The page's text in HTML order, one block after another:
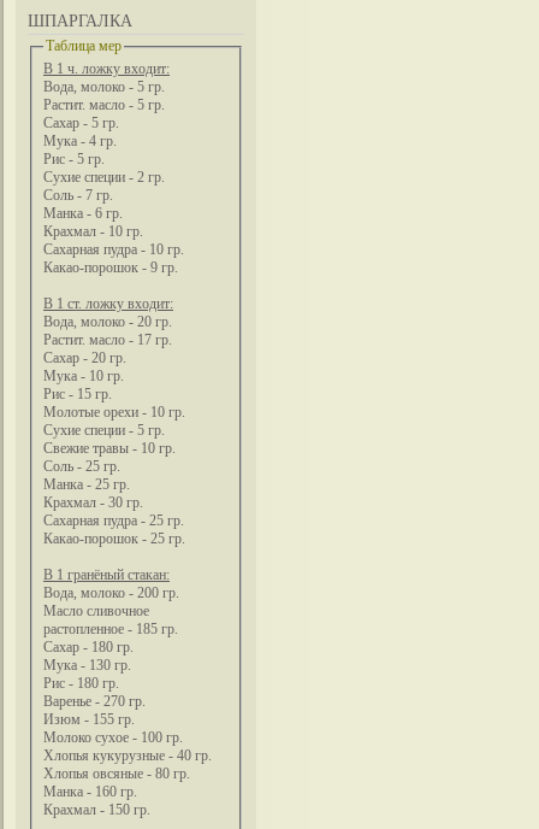
ШПАРГАЛКА
Таблица мер
В 1 ч. ложку входит:
Вода, молоко - 5 гр.
Растит. масло - 5 гр.
Сахар - 5 гр.
Мука - 4 гр.
Рис - 5 гр.
Сухие специи - 2 гр.
Соль - 7 гр.
Манка - 6 гр.
Крахмал - 10 гр.
Сахарная пудра - 10 гр.
Какао-порошок - 9 гр.
В 1 ст. ложку входит:
Вода, молоко - 20 гр.
Растит. масло - 17 гр.
Сахар - 20 гр.
Мука - 10 гр.
Рис - 15 гр.
Молотые орехи - 10 гр.
Сухие специи - 5 гр.
Свежие травы - 10 гр.
Соль - 25 гр.
Манка - 25 гр.
Крахмал - 30 гр.
Сахарная пудра - 25 гр.
Какао-порошок - 25 гр.
В 1 гранёный стакан:
Вода, молоко - 200 гр.
Масло сливочное
растопленное - 185 гр.
Сахар - 180 гр.
Мука - 130 гр.
Рис - 180 гр.
Варенье - 270 гр.
Изюм - 155 гр.
Молоко сухое - 100 гр.
Хлопья кукурузные - 40 гр.
Хлопья овсяные - 80 гр.
Манка - 160 гр.
Крахмал - 150 гр.